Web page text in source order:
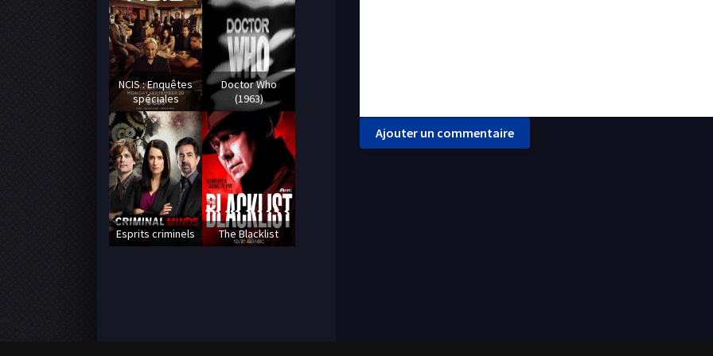
Ajouter un commentaire
NCIS : Enquêtes
spéciales
Doctor Who
(1963)
Esprits criminels The Blacklist